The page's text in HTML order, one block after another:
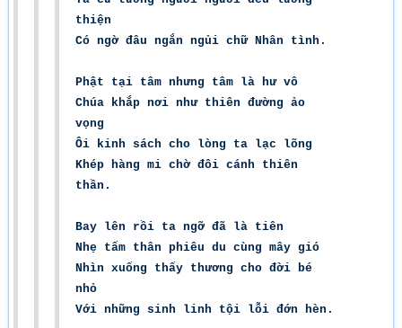
thiện
Có ngờ đâu ngắn ngủi chữ Nhân tình.
Phật tại tâm nhưng tâm là hư vô
Chúa khắp nơi như thiên đường ảo
vọng
Ôi kinh sách cho lòng ta lạc lõng
Khép hàng mi chờ đôi cánh thiên
thần.
Bay lên rồi ta ngỡ đã là tiên
Nhẹ tấm thân phiêu du cùng mây gió
Nhìn xuống thấy thương cho đời bé
nhỏ
Với những sinh linh tội lỗi đớn hèn.